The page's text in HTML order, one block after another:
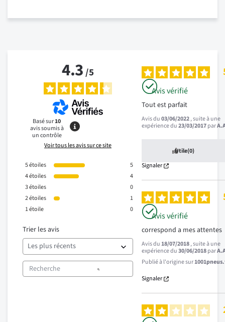
4.3/5
Basé sur10
avis soumis à
un contrôle
Voir tous les avis sur ce site
5étoiles
5
4étoiles
4
3étoiles
0
2étoiles
1
1étoile 0
Trier les avis
Avis vérifié
Tout est parfait
Avis du03/06/2022, suite à une
expérience du23/03/2017par
Utile(0)
Signaler
Avis vérifié
correspond a mes attentes
Avis du18/07/2018, suite à une
expérience du30/06/2018par
Publié à l'origine sur
Signaler